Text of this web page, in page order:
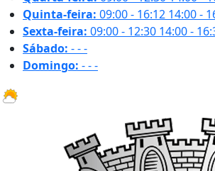
Quinta-feira: 09:00 - 16:12 14:00 -
Sexta-feira: 09:00 - 12:30 14:00 -
Sábado: ---
Domingo: ---